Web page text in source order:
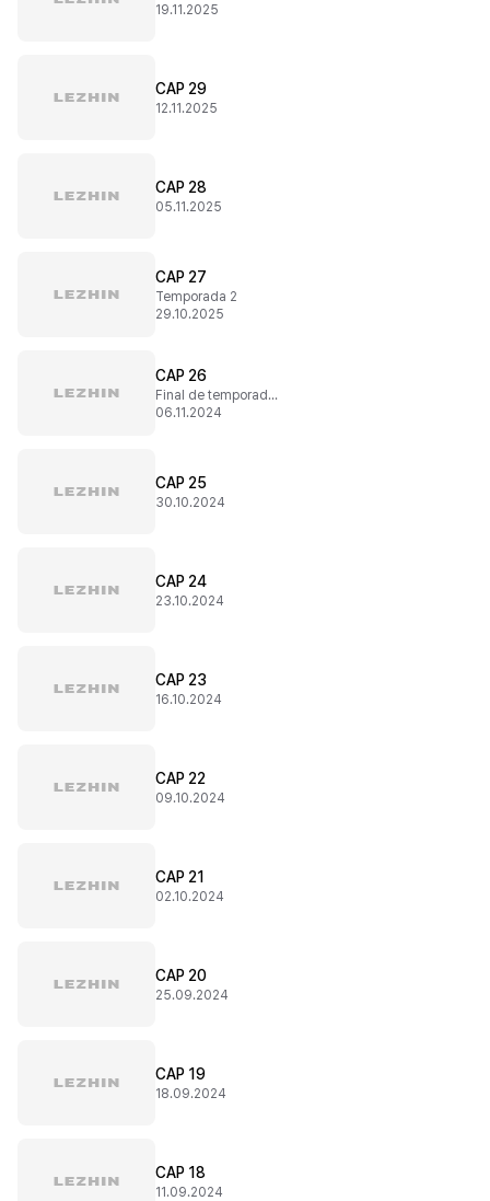
19.11.2025
CAP 29
12.11.2025
CAP 28
05.11.2025
CAP 27
Temporada 2
29.10.2025
CAP 26
Final de temporada 1
06.11.2024
CAP 25
30.10.2024
CAP 24
23.10.2024
CAP 23
16.10.2024
CAP 22
09.10.2024
CAP 21
02.10.2024
CAP 20
25.09.2024
CAP 19
18.09.2024
CAP 18
11.09.2024